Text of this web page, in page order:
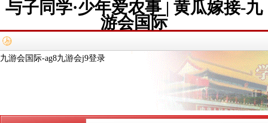
与子同学·少年爱农事 | 黄瓜嫁接-九
游会国际
九游会国际-ag8九游会j9登录